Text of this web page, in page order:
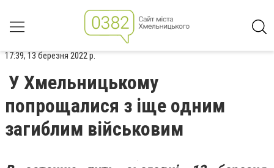
17:39, 13 березня 2022 р.
У Хмельницькому
попрощалися з іще одним
загиблим військовим